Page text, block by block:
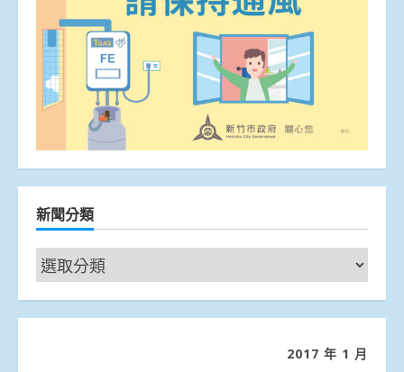
新聞分類
新
聞
分
2017 年 1 月